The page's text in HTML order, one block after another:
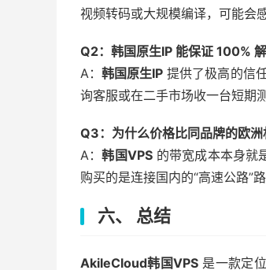
视频转码或大规模编译，可能会
Q2：韩国原生IP 能保证 100%
A：韩国原生IP 提供了极高的信
询客服或在二手市场收一台短期测
Q3：为什么价格比同品牌的欧洲
A：韩国VPS的带宽成本本身就
购买的是连接国内的“高速公路”路
六、 总结
AkileCloud韩国VPS是一款定